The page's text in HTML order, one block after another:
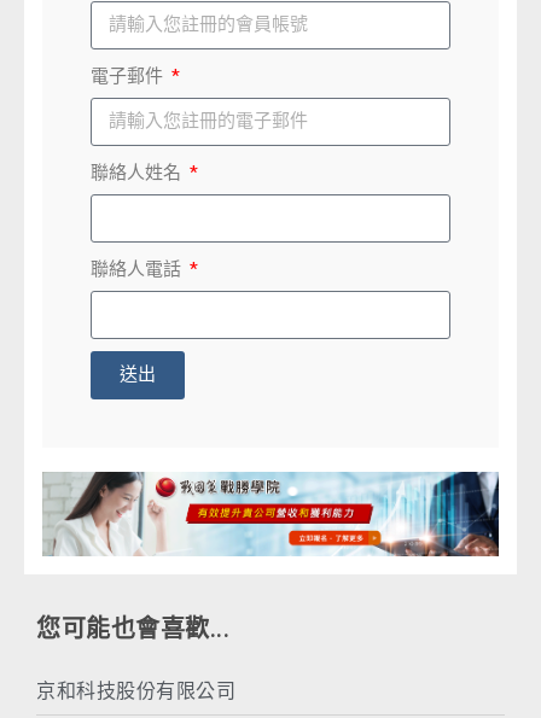
電子郵件
聯絡人姓名
聯絡人電話
送出
您可能也會喜歡...
京和科技股份有限公司